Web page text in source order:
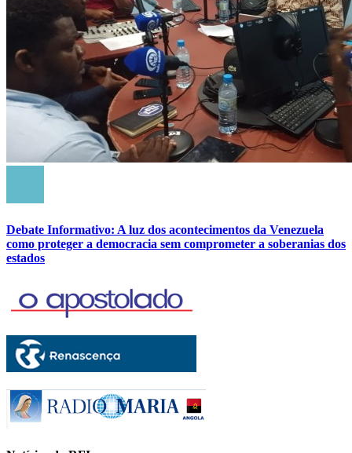
Debate Informativo: A luz dos acontecimentos da Venezuela
como proteger a democracia sem comprometer a soberanias dos
estados